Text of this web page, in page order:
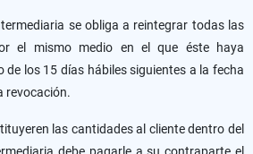
se obliga a reintegrar todas las
el mismo medio en el que éste haya
de los 15 días hábiles siguientes a la fecha
revocación.
las cantidades al cliente dentro del